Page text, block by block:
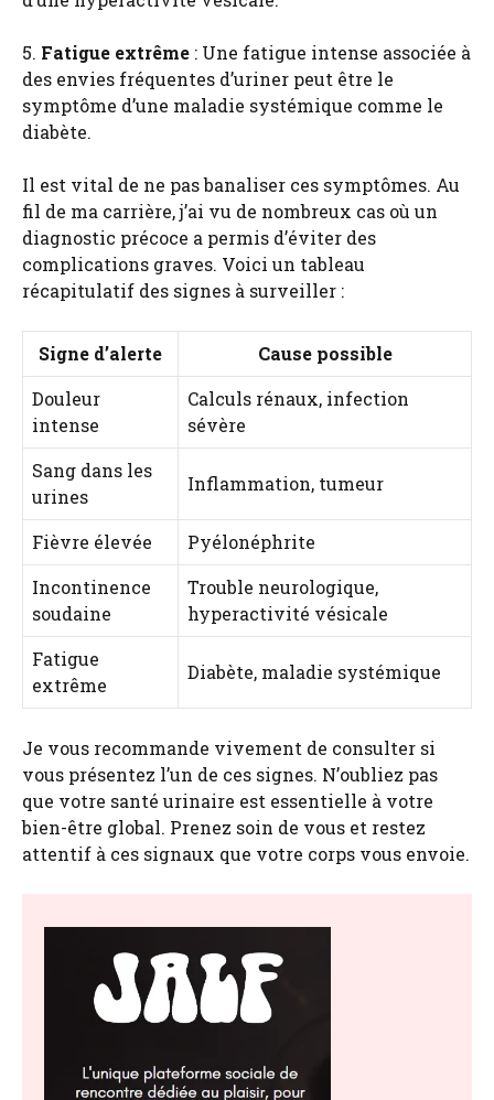
5. Fatigue extrême : Une fatigue intense associée à
des envies fréquentes d’uriner peut être le
symptôme d’une maladie systémique comme le
diabète.
Il est vital de ne pas banaliser ces symptômes. Au
fil de ma carrière, j’ai vu de nombreux cas où un
diagnostic précoce a permis d’éviter des
complications graves. Voici un tableau
récapitulatif des signes à surveiller :
Signe d’alerte
Cause possible
Douleur
intense
Calculs rénaux, infection
sévère
Sang dans les
urines
Inflammation, tumeur
Fièvre élevée
Pyélonéphrite
Incontinence
soudaine
Trouble neurologique,
hyperactivité vésicale
Fatigue
extrême
Diabète, maladie systémique
Je vous recommande vivement de consulter si
vous présentez l’un de ces signes. N’oubliez pas
que votre santé urinaire est essentielle à votre
bien-être global. Prenez soin de vous et restez
attentif à ces signaux que votre corps vous envoie.